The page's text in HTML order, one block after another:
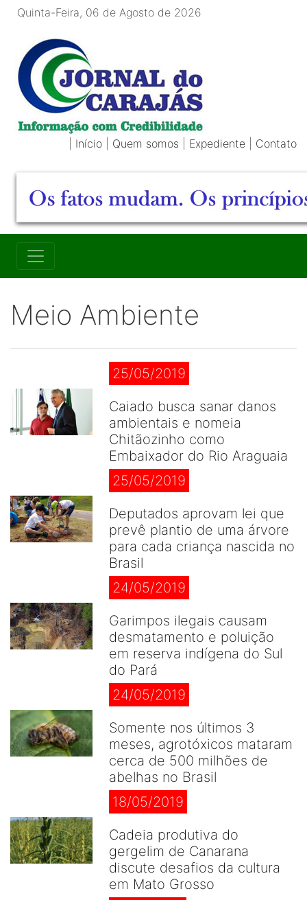
Quinta-Feira, 06 de Agosto de 2026
Início Quem somos Expediente Contato
Meio Ambiente
25/05/2019
Caiado busca sanar danos
ambientais e nomeia
Chitãozinho como
Embaixador do Rio Araguaia
25/05/2019
Deputados aprovam lei que
prevê plantio de uma árvore
para cada criança nascida no
Brasil
24/05/2019
Garimpos ilegais causam
desmatamento e poluição
em reserva indígena do Sul
do Pará
24/05/2019
Somente nos últimos 3
meses, agrotóxicos mataram
cerca de 500 milhões de
abelhas no Brasil
18/05/2019
Cadeia produtiva do
gergelim de Canarana
discute desafios da cultura
em Mato Grosso